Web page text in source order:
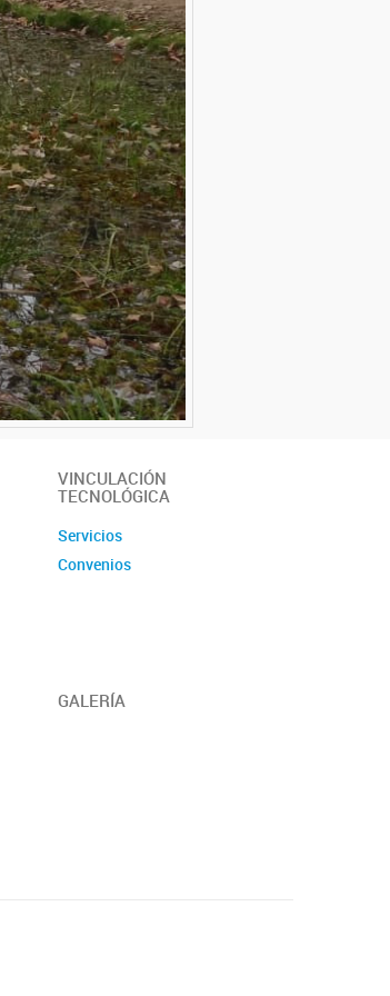
VINCULACIÓN
TECNOLÓGICA
Servicios
Convenios
GALERÍA